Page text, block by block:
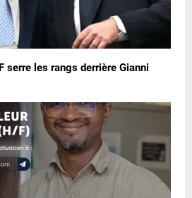
serre les rangs derrière Gianni